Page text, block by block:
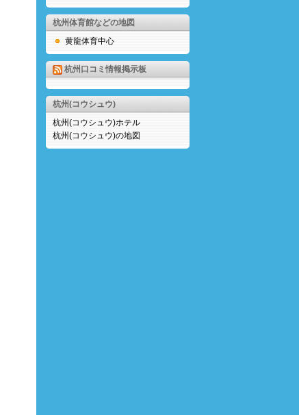
杭州体育館などの地図
黄龍体育中心
杭州口コミ情報掲示板
杭州(コウシュウ)
杭州(コウシュウ)ホテル
杭州(コウシュウ)の地図